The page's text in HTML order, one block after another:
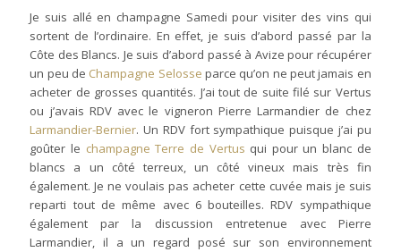
Je suis allé en champagne Samedi pour visiter des vins qui
sortent de l’ordinaire. En effet, je suis d’abord passé par la
Côte des Blancs. Je suis d’abord passé à Avize pour récupérer
un peu de Champagne Selosse parce qu’on ne peut jamais en
acheter de grosses quantités. J’ai tout de suite filé sur Vertus
ou j’avais RDV avec le vigneron Pierre Larmandier de chez
Larmandier-Bernier. Un RDV fort sympathique puisque j’ai pu
goûter le champagne Terre de Vertus qui pour un blanc de
blancs a un côté terreux, un côté vineux mais très fin
également. Je ne voulais pas acheter cette cuvée mais je suis
reparti tout de même avec 6 bouteilles. RDV sympathique
également par la discussion entretenue avec Pierre
Larmandier, il a un regard posé sur son environnement